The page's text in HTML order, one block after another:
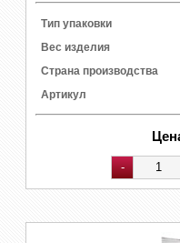
Тип упаковки
Вес изделия
Страна производства
Артикул